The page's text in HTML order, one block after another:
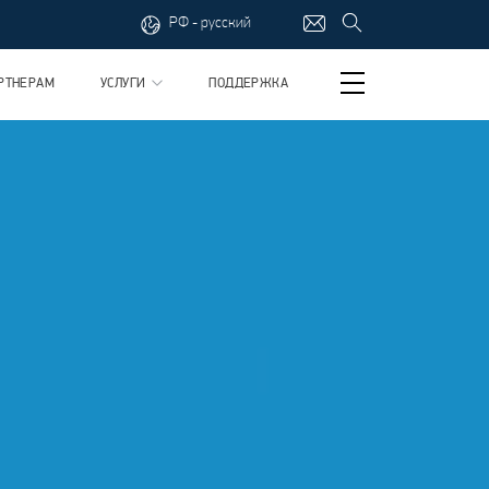
РФ - русский
УСЛУГИ ПОДДЕРЖКА